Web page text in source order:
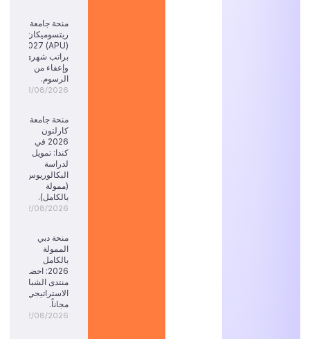
منحة جامعة
ريتسوميكان
براتب شهري
وإعفاء من
الرسوم.
03/08/2026
منحة جامعة
كارلتون
2026 في
كندا: تمويل
لدراسة
البكالوريوس
(ممولة
بالكامل).
02/08/2026
منحة دبي
الممولة
بالكامل
2026: احضر
منتدى الشباب
الاستراتيجي
مجاناً.
02/08/2026